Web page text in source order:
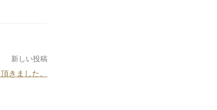
新しい投稿
きました。